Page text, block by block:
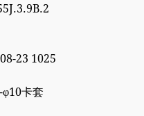
23 1025
卡套